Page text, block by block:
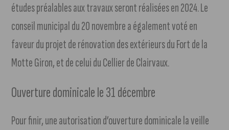
études préalables aux travaux seront réalisées en 2024. Le
conseil municipal du 20 novembre a également voté en
faveur du projet de rénovation des extérieurs du Fort de la
Motte Giron, et de celui du Cellier de Clairvaux.
Ouverture dominicale le 31 décembre
Pour finir, une autorisation d’ouverture dominicale la veille